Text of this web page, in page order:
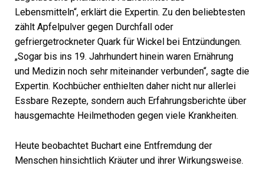
Lebensmitteln“, erklärt die Expertin. Zu den beliebtesten
zählt Apfelpulver gegen Durchfall oder
gefriergetrockneter Quark für Wickel bei Entzündungen.
„Sogar bis ins 19. Jahrhundert hinein waren Ernährung
und Medizin noch sehr miteinander verbunden“, sagte die
Expertin. Kochbücher enthielten daher nicht nur allerlei
Essbare Rezepte, sondern auch Erfahrungsberichte über
hausgemachte Heilmethoden gegen viele Krankheiten.
Heute beobachtet Buchart eine Entfremdung der
Menschen hinsichtlich Kräuter und ihrer Wirkungsweise.